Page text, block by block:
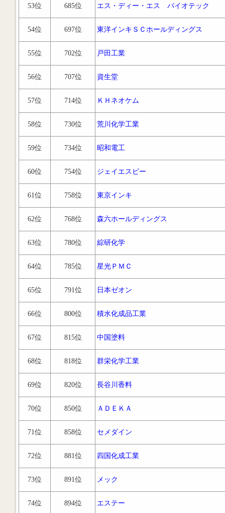
53位 685位 エス・ディー・エス バイオテック
54位 697位 東洋インキＳＣホールディングス
55位 702位 戸田工業
56位 707位 資生堂
57位 714位 ＫＨネオケム
58位 730位 荒川化学工業
59位 734位 昭和電工
60位 754位 ジェイエスピー
61位 758位 東京インキ
62位 768位 森六ホールディングス
63位 780位 綜研化学
64位 785位 星光ＰＭＣ
65位 791位 日本ゼオン
66位 800位 積水化成品工業
67位 815位 中国塗料
68位 818位 群栄化学工業
69位 820位 長谷川香料
70位 850位 ＡＤＥＫＡ
71位 858位 セメダイン
72位 881位 四国化成工業
73位 891位 メック
74位 894位 エステー